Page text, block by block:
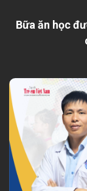
Bữa ăn học